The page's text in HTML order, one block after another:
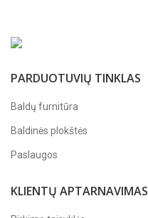
PARDUOTUVIŲ TINKLAS
Baldų furnitūra
Baldinės plokštės
Paslaugos
KLIENTŲ APTARNAVIMAS